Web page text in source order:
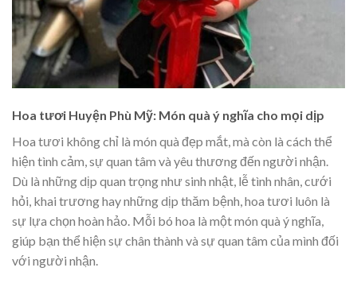
Hoa tươi Huyện Phù Mỹ: Món quà ý nghĩa cho mọi dịp
Hoa tươi không chỉ là món quà đẹp mắt, mà còn là cách thể
hiện tình cảm, sự quan tâm và yêu thương đến người nhận.
Dù là những dịp quan trọng như sinh nhật, lễ tình nhân, cưới
hỏi, khai trương hay những dịp thăm bệnh, hoa tươi luôn là
sự lựa chọn hoàn hảo. Mỗi bó hoa là một món quà ý nghĩa,
giúp bạn thể hiện sự chân thành và sự quan tâm của mình đối
với người nhận.